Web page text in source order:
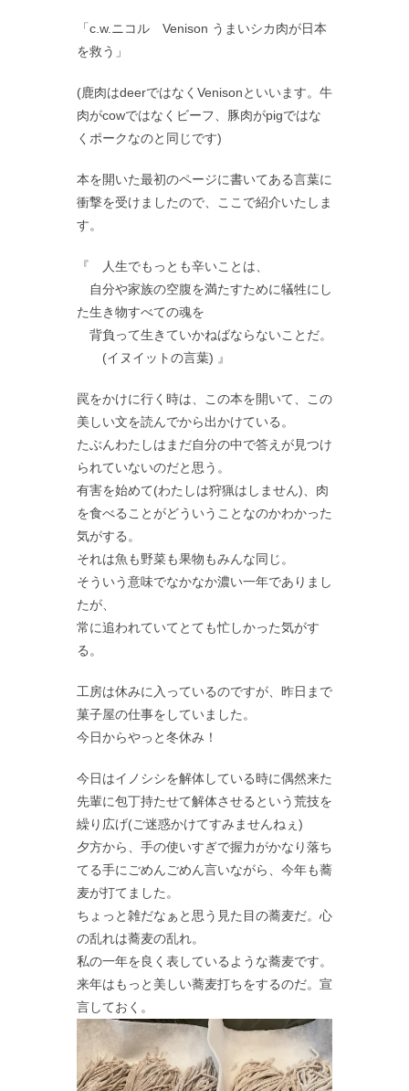
「c.w.ニコル Venison うまいシカ肉が日本
を救う」
(鹿肉はdeerではなくVenisonといいます。牛
肉がcowではなくビーフ、豚肉がpigではな
くポークなのと同じです)
本を開いた最初のページに書いてある言葉に
衝撃を受けましたので、ここで紹介いたしま
す。
『 人生でもっとも辛いことは、
自分や家族の空腹を満たすために犠牲にし
た生き物すべての魂を
背負って生きていかねばならないことだ。
(イヌイットの言葉) 』
罠をかけに行く時は、この本を開いて、この
美しい文を読んでから出かけている。
たぶんわたしはまだ自分の中で答えが見つけ
られていないのだと思う。
有害を始めて(わたしは狩猟はしません)、肉
を食べることがどういうことなのかわかった
気がする。
それは魚も野菜も果物もみんな同じ。
そういう意味でなかなか濃い一年でありまし
たが、
常に追われていてとても忙しかった気がす
る。
工房は休みに入っているのですが、昨日まで
菓子屋の仕事をしていました。
今日からやっと冬休み！
今日はイノシシを解体している時に偶然来た
先輩に包丁持たせて解体させるという荒技を
繰り広げ(ご迷惑かけてすみませんねぇ)
夕方から、手の使いすぎで握力がかなり落ち
てる手にごめんごめん言いながら、今年も蕎
麦が打てました。
ちょっと雑だなぁと思う見た目の蕎麦だ。心
の乱れは蕎麦の乱れ。
私の一年を良く表しているような蕎麦です。
来年はもっと美しい蕎麦打ちをするのだ。宣
言しておく。